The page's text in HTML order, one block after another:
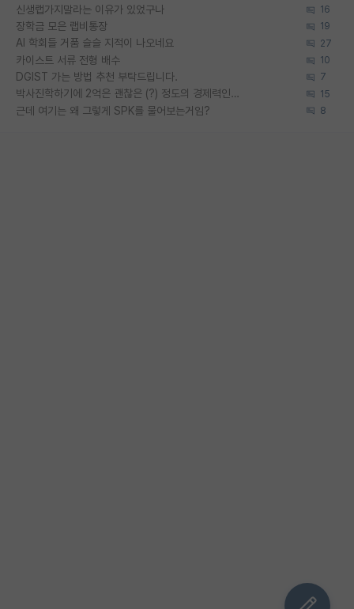
신생랩가지말라는 이유가 있었구나 16
장학금 모은 랩비통장 19
AI 학회들 거품 슬슬 지적이 나오네요 27
카이스트 서류 전형 배수 10
DGIST 가는 방법 추천 부탁드립니다. 7
박사진학하기에 2억은 괜찮은 (?) 정도의 경제력인가요 15
근데 여기는 왜 그렇게 SPK를 물어보는거임? 8